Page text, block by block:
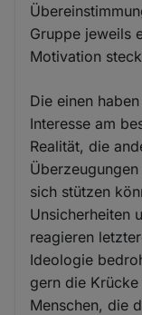
Gruppe jeweils
Motivation
Die einen
Interesse am
Realität, die
sich stützen
Unsicherheiten
reagieren
Ideologie
gern die
Menschen, die